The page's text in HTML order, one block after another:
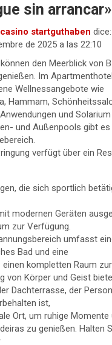
sin arrancar»
startguthaben dice:
de 2025 a las 22:10
den Meerblick von
Im
Wellnessangebote wie
Hammam,
und
und Außenpools gibt es
verfügt über ein
die sich sportlich
modernen Geräten
zur Verfügung.
umfasst
Bad und eine
einen kompletten Raum zur
von Körper und Geist
Dachterrasse, der
ist,
Ort, um ruhige Momente
zu genießen. Halten